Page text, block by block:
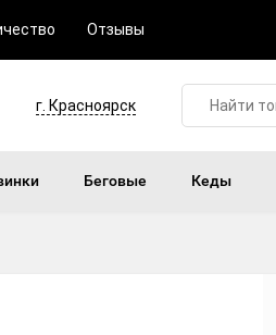
Отзывы
г. Красноярск
Беговые Кеды